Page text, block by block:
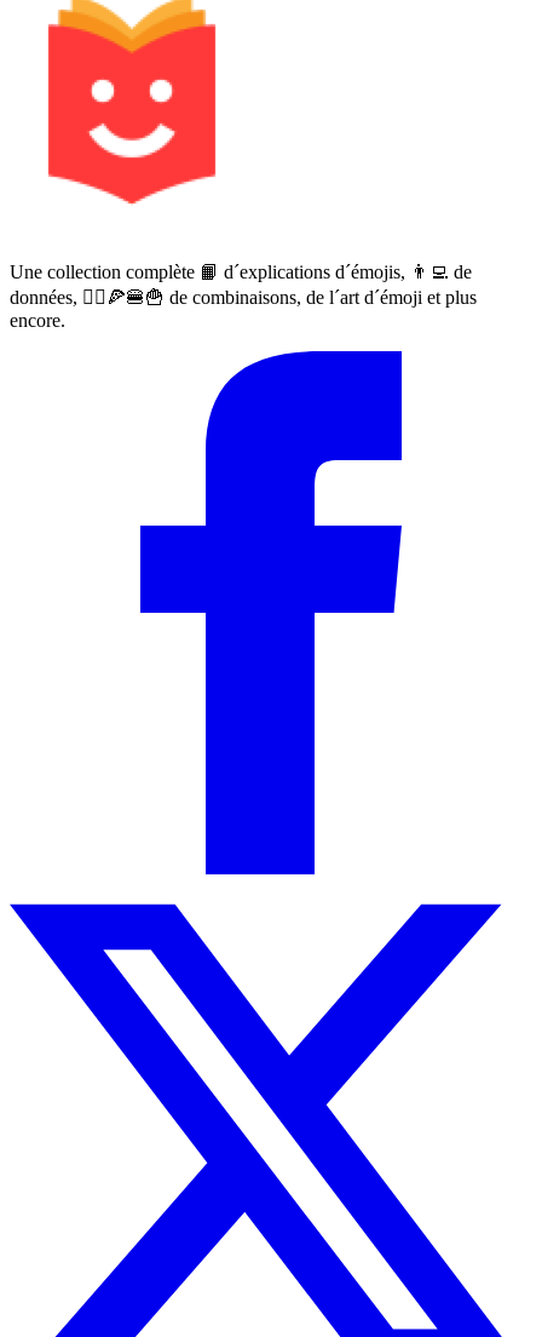
Une collection complète 📙 d´explications d´émojis, 👨‍💻 de
données, 🙅‍♀️🍕🍔🍟 de combinaisons, de l´art d´émoji et plus
encore.